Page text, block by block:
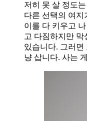
저히 못 살 정도
다른 선택의 여지
이를 다 키우고
고 다짐하지만 막
있습니다. 그러면
냥 삽니다. 사는